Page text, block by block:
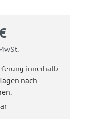
innerhalb
nach